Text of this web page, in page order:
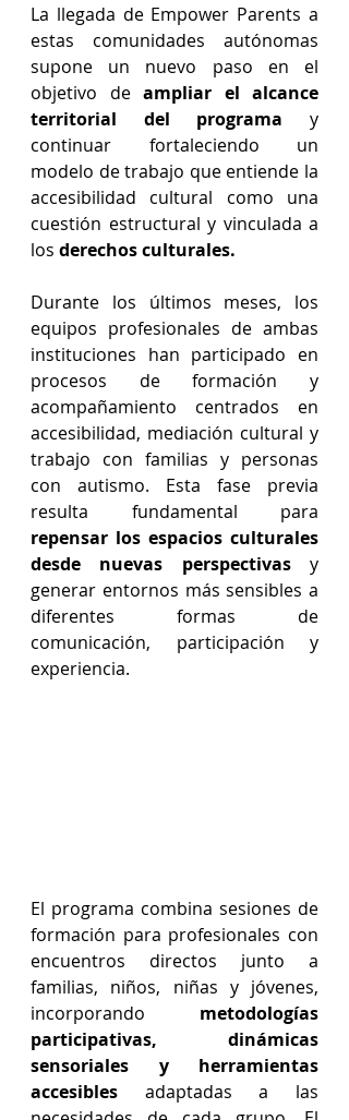
La llegada de Empower Parents a
estas comunidades autónomas
supone un nuevo paso en el
objetivo de ampliar el alcance
territorial del programa y
continuar fortaleciendo un
modelo de trabajo que entiende la
accesibilidad cultural como una
cuestión estructural y vinculada a
los derechos culturales.
Durante los últimos meses, los
equipos profesionales de ambas
instituciones han participado en
procesos de formación y
acompañamiento centrados en
accesibilidad, mediación cultural y
trabajo con familias y personas
con autismo. Esta fase previa
repensar los espacios culturales
desde nuevas perspectivas y
generar entornos más sensibles a
diferentes formas de
comunicación, participación y
experiencia.
El programa combina sesiones de
formación para profesionales con
encuentros directos junto a
familias, niños, niñas y jóvenes,
incorporando metodologías
participativas, dinámicas
sensoriales y herramientas
accesibles adaptadas a las